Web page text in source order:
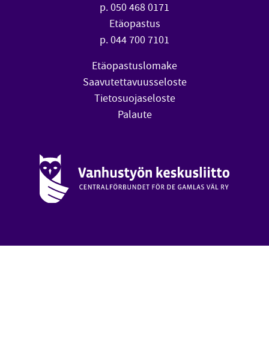
p. 050 468 0171
Etäopastus
p. 044 700 7101
Etäopastuslomake
Saavutettavuusseloste
Tietosuojaseloste
Palaute